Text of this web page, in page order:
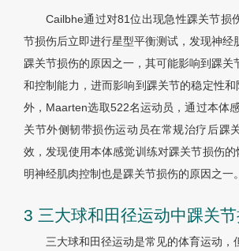
Cailbhe通过对81位出现急性踝关节损
节损伤后立即进行星型平衡测试，发现神经
踝关节损伤的原因之一，其可能影响到踝关
和控制能力，进而影响到踝关节的稳定性
外，Maarten选取522名运动员，通过本体
关节外侧韧带损伤运动员在常规治疗后踝
效，发现使用本体感觉训练对踝关节损伤
明神经肌肉控制也是踝关节损伤的原因之一。
3 三大球和田径运动中踝关
三大球和田径运动是常见的体育运动，